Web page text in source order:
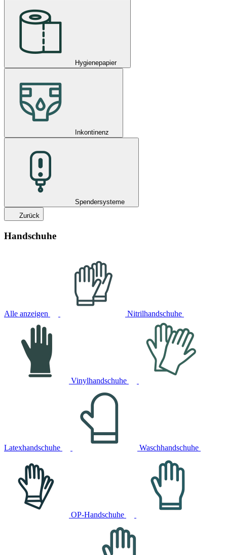
Hygienepapier
Inkontinenz
Spendersysteme
Zurück
Handschuhe
Alle anzeigen Nitrilhandschuhe
Vinylhandschuhe
Latexhandschuhe Waschhandschuhe
OP-Handschuhe